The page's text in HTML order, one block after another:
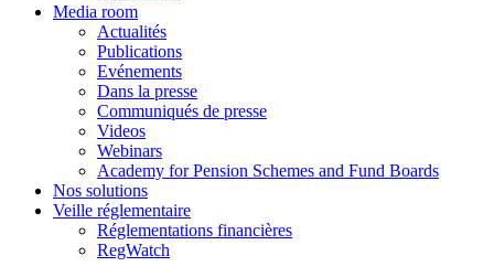
Media room
Actualités
Publications
Evénements
Dans la presse
Communiqués de presse
Videos
Webinars
Academy for Pension Schemes and Fund Boards
Nos solutions
Veille réglementaire
Réglementations financières
RegWatch